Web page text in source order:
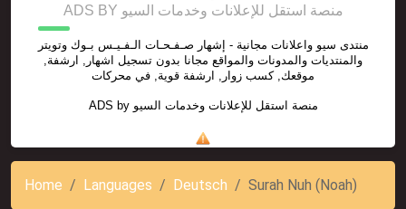
ADS BY منصة استقل للإعلانات وخدمات السيو
منتدى سيو واعلانات مجانية - إشهار صـفـحـات الـفـيـس بـوك وتويتر
والمنتديات والمدونات والمواقع مجانا بدون تسجيل اشهار, ارشفة,
موقعك, كسب زوار, ارشفة قوية, في محركات
ADS by منصة استقل للإعلانات وخدمات السيو
Home Languages Deutsch Surah Nuh (Noah)